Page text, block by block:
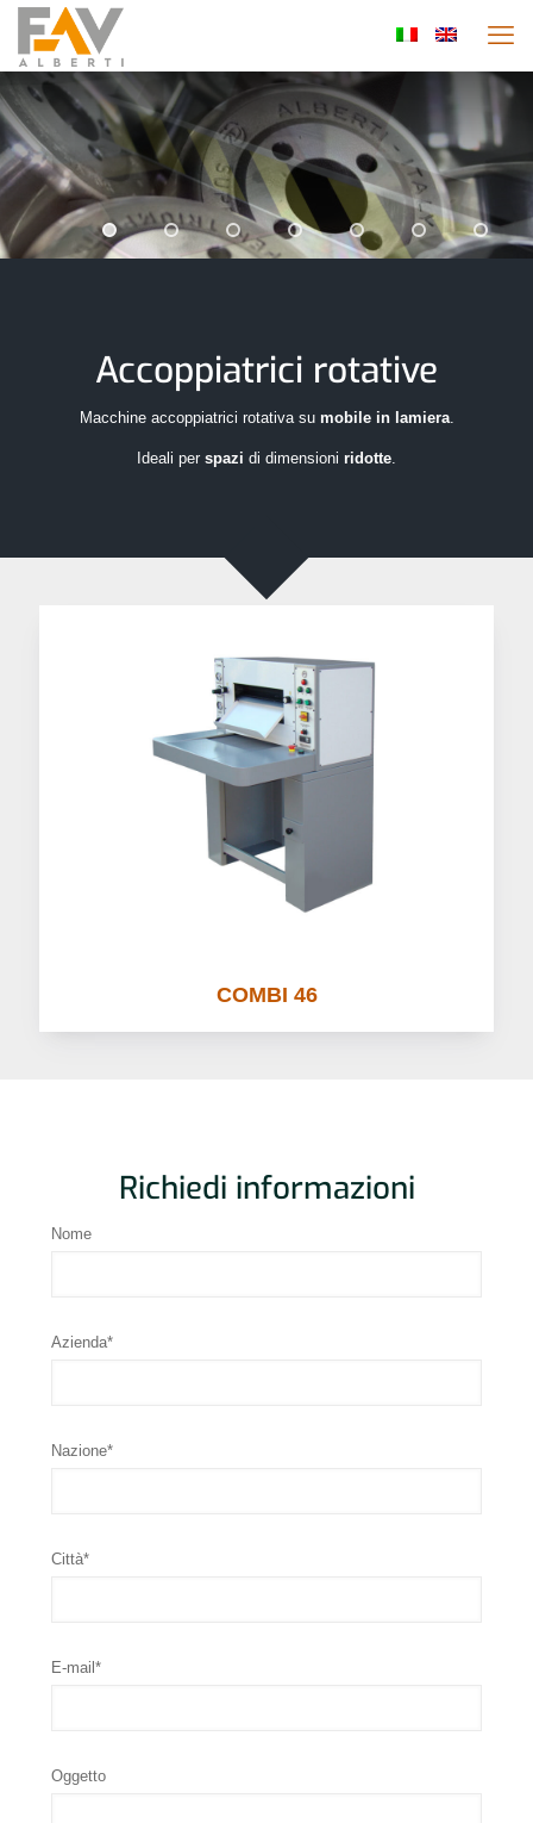
Accoppiatrici rotative
Macchine accoppiatrici rotativa su mobile in lamiera.
Ideali per spazi di dimensioni ridotte.
COMBI 46
Richiedi informazioni
Nome
Azienda*
Nazione*
Città*
E-mail*
Oggetto